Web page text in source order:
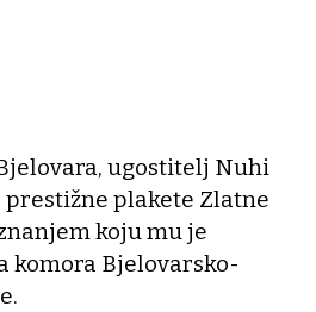
Bjelovara, ugostitelj Nuhi
plakete Zlatne
koju mu je
komora Bjelovarsko-